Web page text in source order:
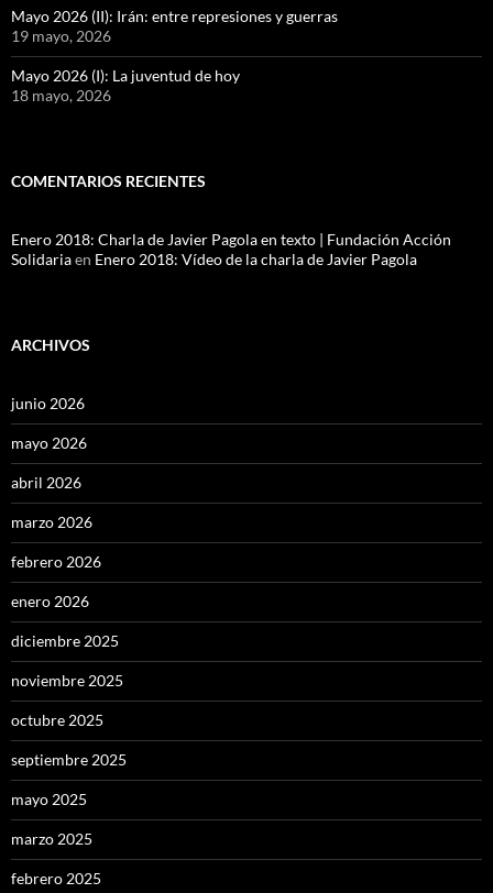
Mayo 2026 (II): Irán: entre represiones y guerras
19 mayo, 2026
Mayo 2026 (I): La juventud de hoy
18 mayo, 2026
COMENTARIOS RECIENTES
Enero 2018: Charla de Javier Pagola en texto | Fundación Acción
Solidariaen Enero 2018: Vídeo de la charla de Javier Pagola
ARCHIVOS
junio 2026
mayo 2026
abril 2026
marzo 2026
febrero 2026
enero 2026
diciembre 2025
noviembre 2025
octubre 2025
septiembre 2025
mayo 2025
marzo 2025
febrero 2025